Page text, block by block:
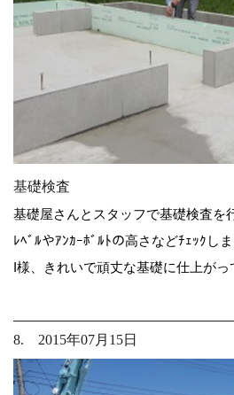
基礎検査
基礎屋さんとスタッフで基礎検査を
ﾚﾍﾞﾙやｱﾝｶｰﾎﾞﾙﾄの高さなどﾁｪｯｸしま
I様、きれいで頑丈な基礎に仕上がっ
8. 2015年07月15日